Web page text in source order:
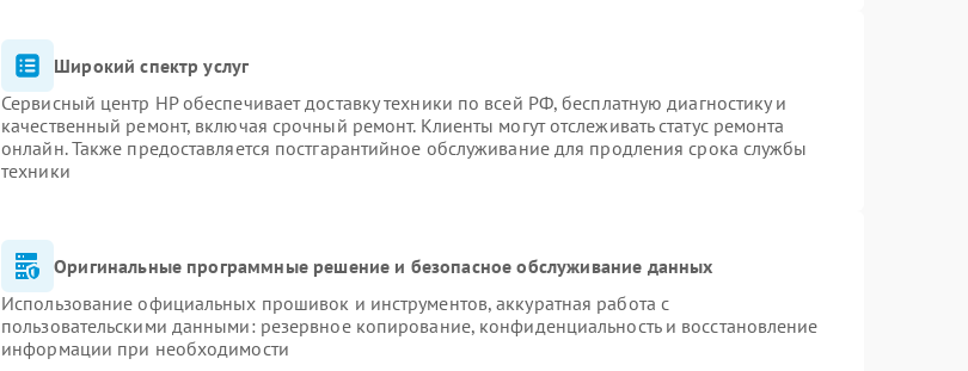
Широкий спектр услуг
Сервисный центр HP обеспечивает доставку техники по всей РФ, бесплатную диагностику и
качественный ремонт, включая срочный ремонт. Клиенты могут отслеживать статус ремонта
онлайн. Также предоставляется постгарантийное обслуживание для продления срока службы
техники
Оригинальные программные решение и безопасное обслуживание данных
Использование официальных прошивок и инструментов, аккуратная работа с
пользовательскими данными: резервное копирование, конфиденциальность и восстановление
информации при необходимости